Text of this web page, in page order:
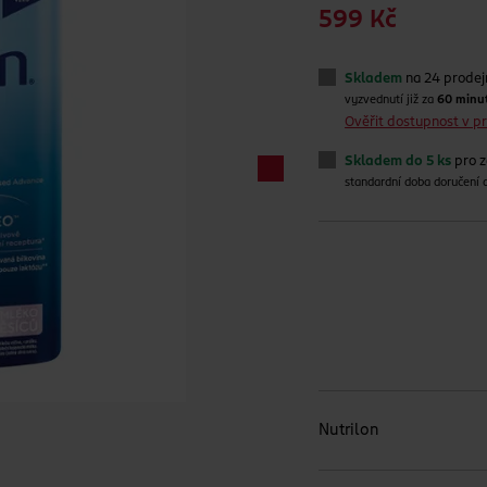
599 Kč
Skladem na 24
vyzvednutí již za60
Ověřit dostupnost v
Skladem do 5 ks pro
standardní doba doručení
Nutrilon